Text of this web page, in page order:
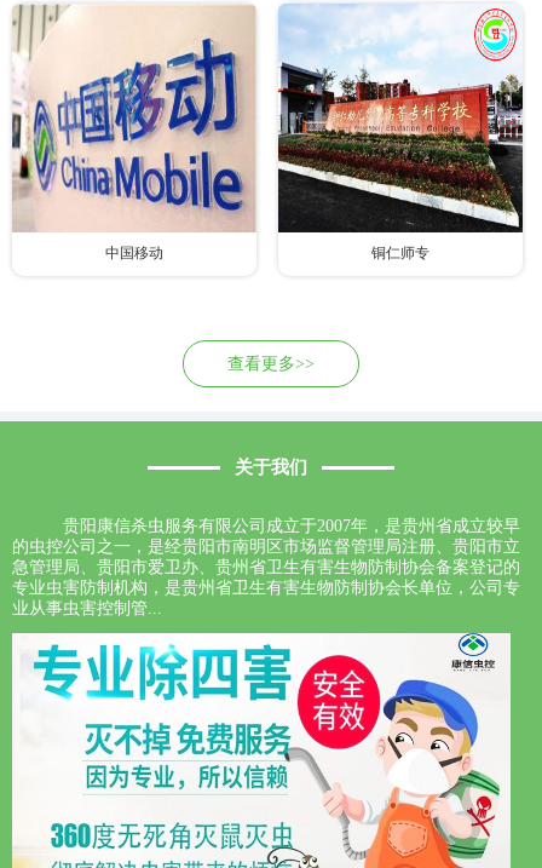
中国移动 铜仁师专
查看更多>>
关于我们
贵阳康信杀虫服务有限公司成立于2007年，是贵州省成立较早
的虫控公司之一，是经贵阳市南明区市场监督管理局注册、贵阳市立
急管理局、贵阳市爱卫办、贵州省卫生有害生物防制协会备案登记的
专业虫害防制机构，是贵州省卫生有害生物防制协会长单位，公司专
业从事虫害控制管...